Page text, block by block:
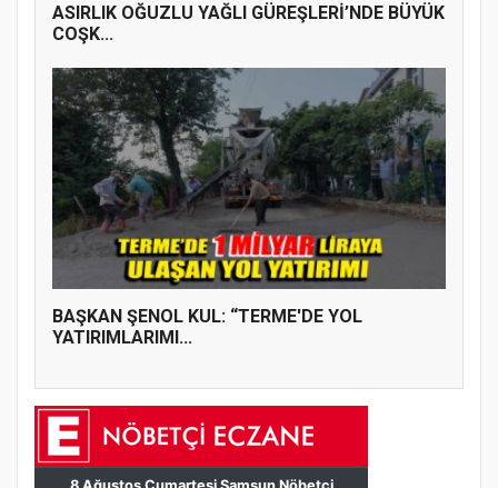
ASIRLIK OĞUZLU YAĞLI GÜREŞLERİ’NDE BÜYÜK
COŞK...
BAŞKAN ŞENOL KUL: “TERME'DE YOL
YATIRIMLARIMI...